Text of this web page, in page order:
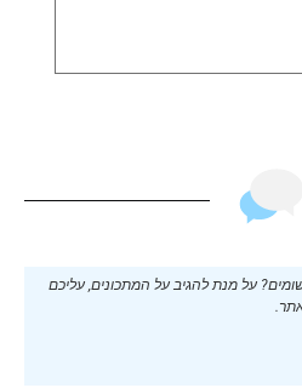
על מנת להגיב על המתכונים, עליכם